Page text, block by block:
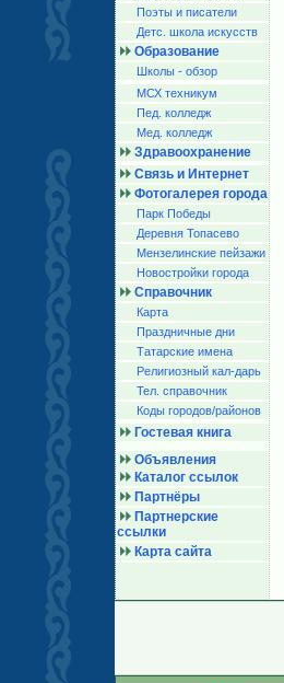
Поэты и писатели
Детс. школа искусств
Образование
Школы - обзор
МСХ техникум
Пед. колледж
Мед. колледж
Здравоохранение
Связь и Интернет
Фотогалерея города
Парк Победы
Деревня Топасево
Мензелинские пейзажи
Новостройки города
Справочник
Карта
Праздничные дни
Татарские имена
Религиозный кал-дарь
Тел. справочник
Коды городов/райoнов
Гостевая книга
Объявления
Каталог ссылок
Партнёры
Партнерские
ссылки
Карта сайта